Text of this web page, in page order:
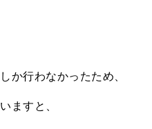
か行わなかったため、
ますと、